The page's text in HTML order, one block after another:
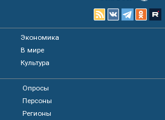
Экономика
В мире
Культура
Опросы
Персоны
Регионы